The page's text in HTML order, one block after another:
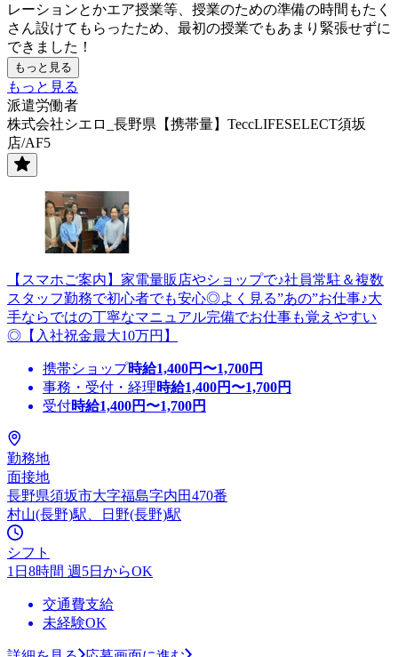
レーションとかエア授業等、授業のための準備の時間もたく
さん設けてもらったため、最初の授業でもあまり緊張せずに
できました！
もっと見る
もっと見る
派遣労働者
株式会社シエロ_長野県【携帯量】TeccLIFESELECT須坂
店/AF5
【スマホご案内】家電量販店やショップで♪社員常駐＆複数
スタッフ勤務で初心者でも安心◎よく見る”あの”お仕事♪大
手ならではの丁寧なマニュアル完備でお仕事も覚えやすい
◎【入社祝金最大10万円】
携帯ショップ時給1,400円〜1,700円
事務・受付・経理時給1,400円〜1,700円
受付時給1,400円〜1,700円
勤務地
面接地
長野県須坂市大字福島字内田470番
村山(長野)駅、日野(長野)駅
シフト
1日8時間 週5日からOK
交通費支給
未経験OK